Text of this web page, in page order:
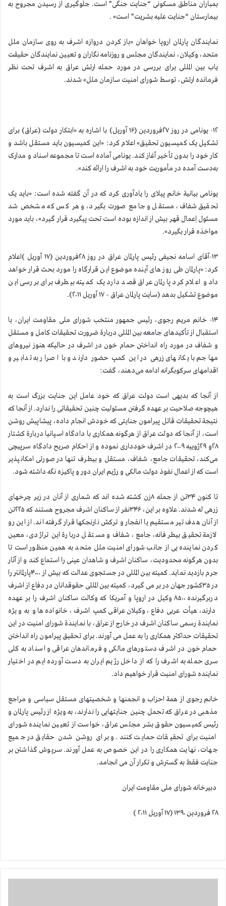
بمباران مناطق مسکونی “جنایت جنگی” است. جلوگیری از رسیدن مجروح به
بیمارستان “جنایت علیه بشریت” است» .
نمایندگان پارلمان اروپا خواهان «باز کردن دروازه اشرف به روی سازمان ملل
متحد، وکیلان، نمایندگان مجلس و روزنامه نگاران و تعیین نمایندگان حقیقت
یاب بین المللی برای بررسی در مورد حمله ارتش عراق به اشرف تحت نظر
فرمانده ارتش، توسط شورای امنیت سازمان ملل» شدند.
۱۲- یونامی در روز ۲۷فروردین (۱۶ آوریل) با اشاره به «ابتکار دولت (عراق) برای
تشکیل یک کمیسیون تحقیق» اعلام کرد: «این کمیسیون باید مستقل باشد و
کار خود را بدون تأخیر آغاز کند. یونامی آماده است تا مجموعه اسناد و مدارک
به‌دست آمده در مأموریت خود به اشرف را ارائه کند».
یونامی بیانیة خانم پیلای را یادآوری کرد که در آن گفته شده است: «باید یک
تحقیق شفاف، مستقل و جامع صورت بگیرد، و هر کس که مشخص شد
مسئول اِعمال قهر بیش از اندازه بوده است تحت پیگیرد قرار گیرد»، باید مورد
مواخذه قرار بگیرد».
۱۳-آقای اسامه نجیفی رئیس پارلمان عراق در روز ۲۸فروردین (۱۷ آوریل )اعلام
کرد: «پارلمان طی روز های آینده موضوع این قرارگاه را مورد بحث قرار خواهد
داد و اعلام کرد پارلمان عراق قصد دارد یک کمیته بیطرف برای بررسی این
موضوع تشکیل بدهد (سایت پارلمان عراق – ۱۷ آوریل ۲۰۱۱).
۱۴- خانم مریم رجوی، رئیس جمهور منتخب شورای ملی مقاومت ایران، با
استقبال از تأکیدهای جامعه بین المللی دربارة ضرورت تحقیقات کامل و مستقل
و شفاف در مورد راه انداختن حمام خون در اشرف در حالیکه هنوز نیروهای
مهاجم با یکانهای زرهی در این کمپ حضور دارند و با اصرار به تدابیر و
اقدامهای سرکوبگرانه ادامه می‌دهند، گفت:
از آنجا که بدیهی است دولت عراق که خود عامل این جنایت بزرگ است به
هیچوجه صلاحیت بر عهده گرفتن مسئولیت چنین تحقیقاتی را ندارد. از آنجا که
نتیجة تحقیقات قاتل پیرامون جنایتی که خودش انجام داده، پیشاپیش روشن
است، از آنجا که دولت عراق از هرگونه همکاری با دادگاه اسپانیا دربارة کشتار
۲۸و ۲۹ژوییه ۲۰۰۹ در اشرف خودداری نموده و از احکام صریح دادگاه سرپیچی
می‌کند، تحقیقات جامع، شفاف، مستقل و بیطرف تنها در صورتی امکانپذیر
است که از اعمال نفوذ دولت مالکی و رژیم ایران دور و پاکیزه نگه داشته شود.
تا کنون ۳۴تن از جمله ۸زن کشته شده اند که شماری از آنان در زیر چرخهای
زرهی له شدند. علاوه بر این، ۳۴۶نفر از ساکنان اشرف مجروح هستند که ۲۲۵تن
از آنان هدف تیر مستقیم یا انفجار و ترکش نارنجکها قرار گرفته اند. از این رو
لازمة تحقیق بیطرفانه، جامع، شفاف و مستقل دربارة این تراژدی، معین
کردن نماینده یی از جانب شورای امنیت ملل متحد به همین منظور است تا
بدون هرگونه محدودیت، ساکنان اشرف و شاهدان عینی را استماع کند و از آثار
جرم بازدید نماید. کمیته بین المللی در جستجوی عدالت که بیش از ۴۰۰۰پارلمانتر را
در ۳۵کشور جهان در بر می گیرد، کمیته بین المللی حقوقدانان در دفاع از اشرف
دربرگیرنده ۸۵۰۰ وکیل در اروپا و آمریکا که وکالت ساکنان اشرف را بر عهده
دارند، هیأت عربی دفاع، وکیلان عراقی کمپ اشرف، خانواده ها و به ویژه
نمایندة رسمی ساکنان اشرف در خارج از عراق، با نمایندة شورای امنیت در این
تحقیقات حداکثر همکاری را به عمل می آورند. برای تحقیق پیرامون راه انداختن
حمام خون در اشرف دستورهای مالکی و فرماندهان عراقی و اسناد به کلی
سری حمله به اشرف را که از داخل رژیم ایران به دست آورده ایم در اختیار
نماینده شورای امنیت قرار خواهیم داد.
خانم رجوی از همة احزاب و انجمنها و شخصیتهای مستقل سیاسی و مراجع
مذهبی در عراق که تحمل چنین جنایتهایی را ندارند، به ویژه از رئیس پارلمان و
رئیس کمیسیون حقوق بشر مجلس عراق، خواست از تعیین نماینده شورای
امنیت برای تحقیقات حمایت کنند. و برای روشن شدن حقایق در جمیع
جهات، نهایت همکاری را در این خصوص به عمل آورند. سرپوش گذاشتن بر
جنایت فقط به گسترش و تکرار آن می انجامد.
دبیرخانه شورای ملی مقاومت ایران
۲۸ فروردین ۱۳۹۰ (۱۷ آوریل ۲۰۱۱ )